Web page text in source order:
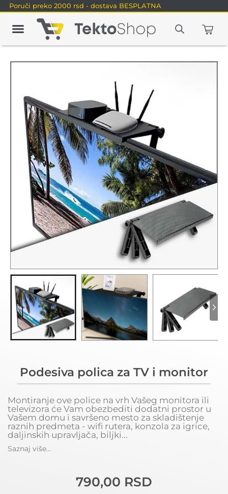
Poruči preko 2000 rsd - dostava BESPLATNA
Podesiva polica za TV i monitor
Montiranje ove police na vrh Vašeg monitora ili
televizora će Vam obezbediti dodatni prostor u
Vašem domu i savršeno mesto za skladištenje
raznih predmeta - wifi rutera, konzola za igrice,
daljinskih upravljača, biljki...
Saznaj više...
790,00 RSD